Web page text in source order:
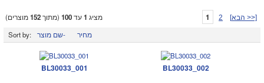
מציג 1עד100 (מתוך152מוצרים) 1 2 [הבא >>]
Sort by: שם מוצר- מחיר
BL30033_001 BL30033_002